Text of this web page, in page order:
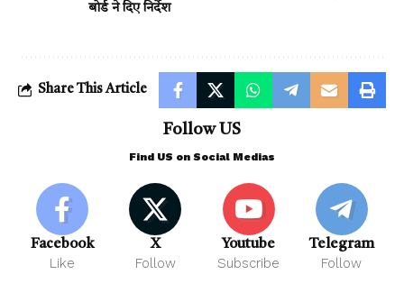
बोर्ड ने दिए निर्देश
Share This Article
Follow US
Find US on Social Medias
Facebook
Like
X
Follow
Youtube
Subscribe
Telegram
Follow